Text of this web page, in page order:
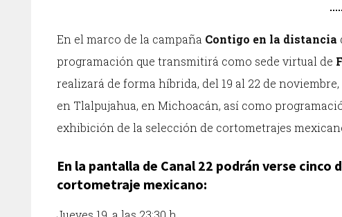
En el marco de la campaña Contigo en la distancia
programación que transmitirá como sede virtual de
realizará de forma híbrida, del 19 al 22 de
en Tlalpujahua, en Michoacán, así como
exhibición de la selección de cortometrajes
En la pantalla de Canal 22 podrán verse cinco
cortometraje mexicano: